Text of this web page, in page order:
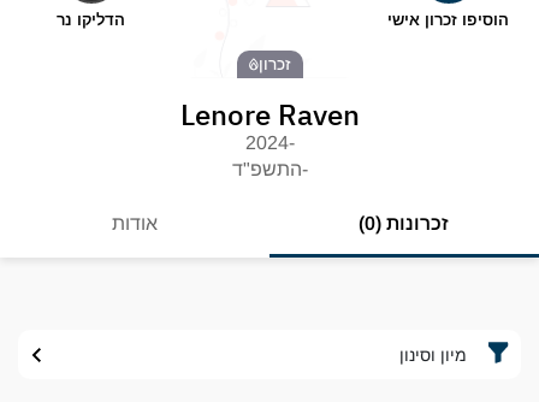
הוסיפו זכרון אישי
זכרון
הדליקו נר
Lenore Raven
-2024
-התשפ"ד
זכרונות (0) אודות
מיון וסינון